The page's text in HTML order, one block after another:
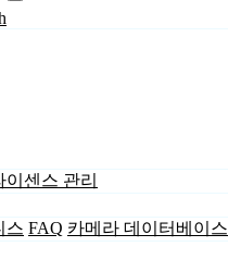
이센스 관리
스 FAQ 카메라 데이터베이스